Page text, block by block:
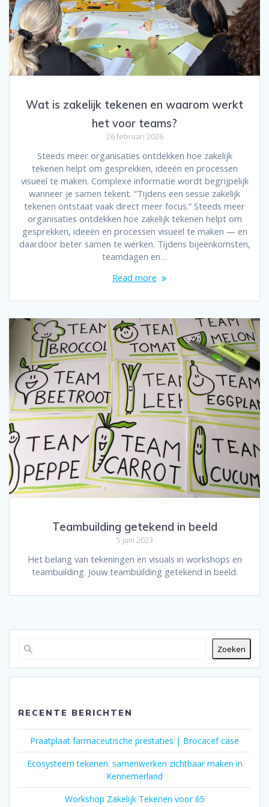
Wat is zakelijk tekenen en waarom werkt
het voor teams?
26 februari 2026
Steeds meer organisaties ontdekken hoe zakelijk
tekenen helpt om gesprekken, ideeën en processen
visueel te maken. Complexe informatie wordt begrijpelijk
wanneer je samen tekent. “Tijdens een sessie zakelijk
tekenen ontstaat vaak direct meer focus.” Steeds meer
organisaties ontdekken hoe zakelijk tekenen helpt om
gesprekken, ideeën en processen visueel te maken — en
daardoor beter samen te werken. Tijdens bijeenkomsten,
teamdagen en…
Read more
Teambuilding getekend in beeld
5 juni 2023
Het belang van tekeningen en visuals in workshops en
teambuilding. Jouw teambuilding getekend in beeld.
Zoeken
RECENTE BERICHTEN
Praatplaat farmaceutische prestaties | Brocacef case
Ecosysteem tekenen: samenwerken zichtbaar maken in
Kennemerland
Workshop Zakelijk Tekenen voor 65